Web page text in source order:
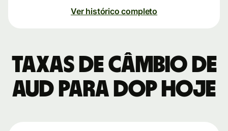
Ver histórico completo
Taxas de câmbio de
AUD para DOP hoje